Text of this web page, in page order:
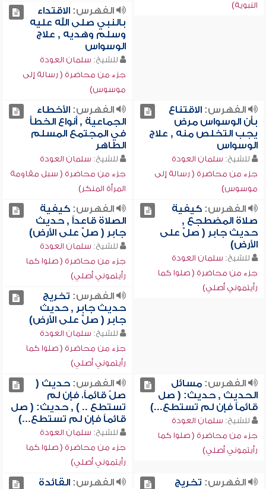
النبوية)
الفهرس:الاقتداء
بالنبي صلى الله عليه
وسلم وهديه , علاج
الوسواس
للشيخ: سلمان العودة
جزء من محاضرة ( رسالة إلى
موسوس)
الفهرس:الاقتناع
بأن الوسواس مرض
يجب التخلص منه , علاج
الوسواس
للشيخ: سلمان العودة
جزء من محاضرة ( رسالة إلى
موسوس)
الفهرس:الأخطاء
الجماعية , أنواع الخطأ
في المجتمع المسلم
الطاهر
للشيخ: سلمان العودة
جزء من محاضرة ( سبل مقاومة
المرأة المنكر)
الفهرس:كيفية
صلاة المضطجع ,
حديث جابر ( صلِّ على
الأرض)
للشيخ: سلمان العودة
جزء من محاضرة ( صلوا كما
رأيتموني أصلي)
الفهرس:كيفية
الصلاة قاعداً , حديث
جابر ( صلِّ على الأرض)
للشيخ: سلمان العودة
جزء من محاضرة ( صلوا كما
رأيتموني أصلي)
الفهرس: تخريج
حديث جابر , حديث
جابر ( صلِّ على الأرض)
للشيخ: سلمان العودة
جزء من محاضرة ( صلوا كما
رأيتموني أصلي)
الفهرس:مسائل
الحديث , حديث: ( صل
قائماً فإن لم تستطع...)
للشيخ: سلمان العودة
جزء من محاضرة ( صلوا كما
رأيتموني أصلي)
الفهرس:حديث (
صلّ قائماً، فإن لم
تستطع .. ) , حديث: ( صل
قائماً فإن لم تستطع...)
للشيخ: سلمان العودة
جزء من محاضرة ( صلوا كما
رأيتموني أصلي)
الفهرس: تخريج الفهرس:القائدة